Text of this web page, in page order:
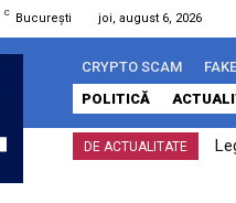
C București joi, august 6, 2026
CRYPTO SCAM
POLITICĂ
DE ACTUALITATE